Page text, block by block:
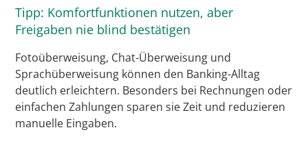
Tipp: Komfortfunktionen nutzen, aber
Freigaben nie blind bestätigen
Fotoüberweisung, Chat-Überweisung und
Sprachüberweisung können den Banking-Alltag
deutlich erleichtern. Besonders bei Rechnungen oder
einfachen Zahlungen sparen sie Zeit und reduzieren
manuelle Eingaben.